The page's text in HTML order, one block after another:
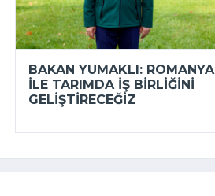
BAKAN YUMAKLI: ROMANYA
ILE TARIMDA IŞ BIRLIĞINI
GELIŞTIRECEĞIZ